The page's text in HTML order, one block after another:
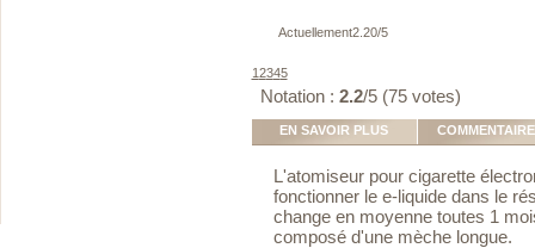
Actuellement2.20/5
12345
Notation :2.2/5 (75 votes)
EN SAVOIR PLUS
L'atomiseur pour cigarette
fonctionner le e-liquide dans le
change en moyenne toutes 1
composé d'une mèche longue.